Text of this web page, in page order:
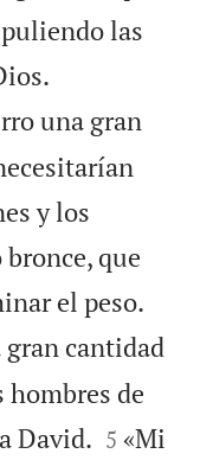
las
una gran
y los
que
el peso.
cantidad
hombres de
David. 

5 «Mi